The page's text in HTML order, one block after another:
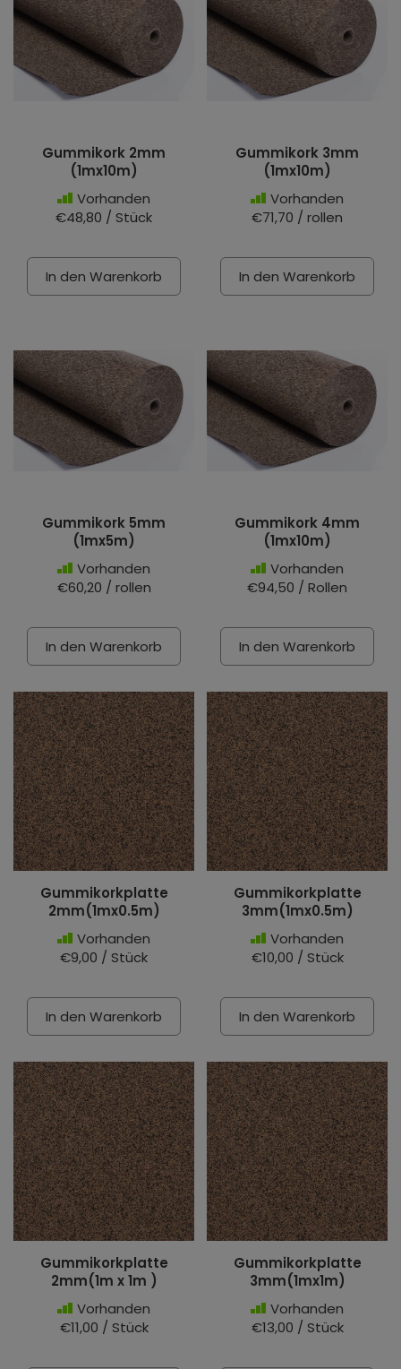
Gummikork 2mm
(1mx10m)
Vorhanden
€48,80 / Stück
In den Warenkorb
Gummikork 3mm
(1mx10m)
Vorhanden
€71,70 / rollen
In den Warenkorb
Gummikork 5mm
(1mx5m)
Vorhanden
€60,20 / rollen
In den Warenkorb
Gummikork 4mm
(1mx10m)
Vorhanden
€94,50 / Rollen
In den Warenkorb
Gummikorkplatte
2mm(1mx0.5m)
Vorhanden
€9,00 / Stück
In den Warenkorb
Gummikorkplatte
3mm(1mx0.5m)
Vorhanden
€10,00 / Stück
In den Warenkorb
Gummikorkplatte
2mm(1m x 1m )
Vorhanden
€11,00 / Stück
Gummikorkplatte
3mm(1mx1m)
Vorhanden
€13,00 / Stück